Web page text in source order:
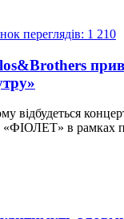
переглядів: 1 210
відбудеться
«ФІОЛЕТ» в рамках